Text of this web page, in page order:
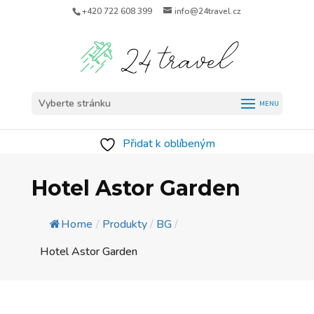
+420 722 608 399 info@24travel.cz
Vyberte stránku
Přidat k oblíbeným
Hotel Astor Garden
Home / Produkty/ BG/
Hotel Astor Garden